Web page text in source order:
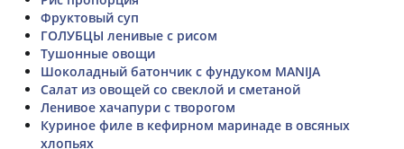
Фруктовый суп
ГОЛУБЦЫ ленивые с рисом
Тушонные овощи
Шоколадный батончик с фундуком MANIJA
Салат из овощей со свеклой и сметаной
Ленивое хачапури с творогом
Куриное филе в кефирном маринаде в овсяных
хлопьях